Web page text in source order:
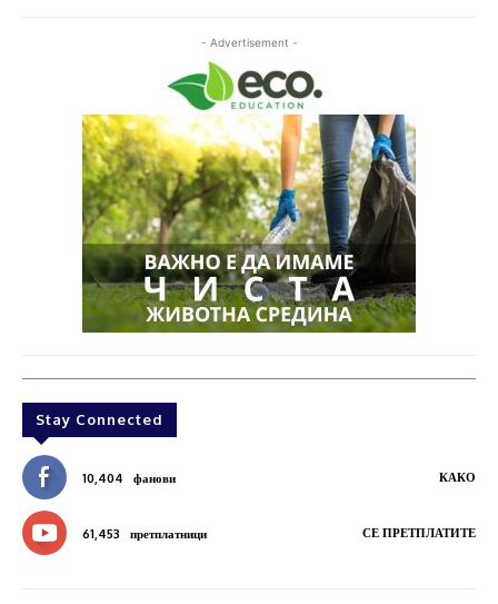
- Advertisement -
Stay Connected
10,404 фанови КАКО
61,453 претплатници СЕ ПРЕТПЛАТИТЕ